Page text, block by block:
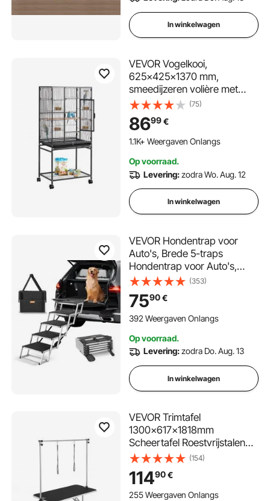
In winkelwagen
VEVOR Vogelkooi,
625x425x1370 mm,
smeedijzeren volière met
zitstokken, lade en plastic
voerbakjes, wielen,
vogelhuisje voor papegaaien,
koolmezen, valkparkieten en
(75)
8699€
1.1K+ Weergaven Onlangs
Op voorraad.
Levering:zodra Wo. Aug. 12
In winkelwagen
VEVOR Hondentrap voor
Auto's, Brede 5-traps
Hondentrap voor Auto's,
Opvouwbare Hondentrap
voor Auto's met
Antislipoppervlak, Draagbare
Hondentrap van
Auto, SUV en Vrachtwagen,
Ondersteunt tot 68 kg
(353)
7590€
392 Weergaven Onlangs
Op voorraad.
Levering:zodra Do. Aug. 13
In winkelwagen
VEVOR Trimtafel
1300x617x1818mm
Scheertafel Roestvrijstalen
Honden Trimtafel 150kg
Laadvermogen Kaptafel
Hond Opvouwbare Trimtafel
voor Huisdieren
(154)
11490€
255 Weergaven Onlangs